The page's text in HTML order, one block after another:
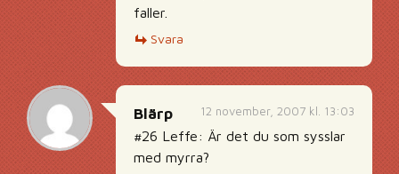
faller.
Svara
12 november, 2007 kl. 13:03
Blärp
#26 Leffe: Är det du som sysslar
med myrra?